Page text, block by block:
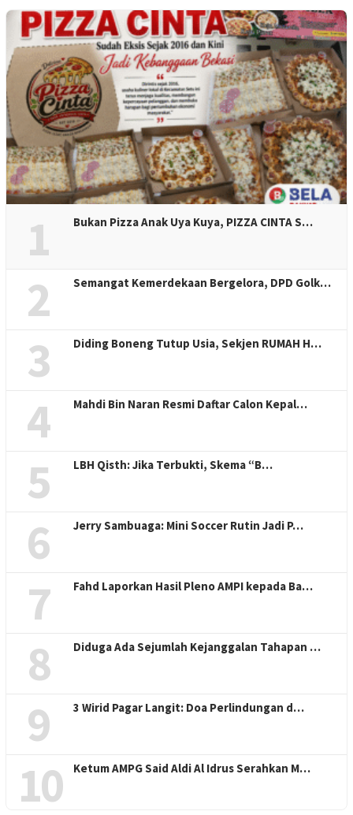
1 Bukan Pizza Anak Uya Kuya, PIZZA CINTA S…
2 Semangat Kemerdekaan Bergelora, DPD Golk…
3 Diding Boneng Tutup Usia, Sekjen RUMAH H…
4 Mahdi Bin Naran Resmi Daftar Calon Kepal…
5 LBH Qisth: Jika Terbukti, Skema “B…
6 Jerry Sambuaga: Mini Soccer Rutin Jadi P…
7 Fahd Laporkan Hasil Pleno AMPI kepada Ba…
8 Diduga Ada Sejumlah Kejanggalan Tahapan …
9 3 Wirid Pagar Langit: Doa Perlindungan d…
10 Ketum AMPG Said Aldi Al Idrus Serahkan M…